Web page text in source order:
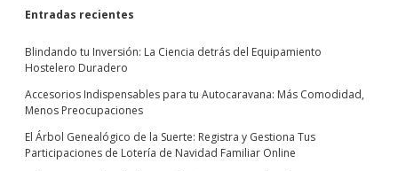
Entradas recientes
Blindando tu Inversión: La Ciencia detrás del Equipamiento
Hostelero Duradero
Accesorios Indispensables para tu Autocaravana: Más Comodidad,
Menos Preocupaciones
El Árbol Genealógico de la Suerte: Registra y Gestiona Tus
Participaciones de Lotería de Navidad Familiar Online